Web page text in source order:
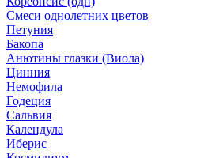
Смеси однолетних цветов
Петуния
Бакопа
Анютины глазки (Виола)
Цинния
Немофила
Годеция
Сальвия
Календула
Иберис